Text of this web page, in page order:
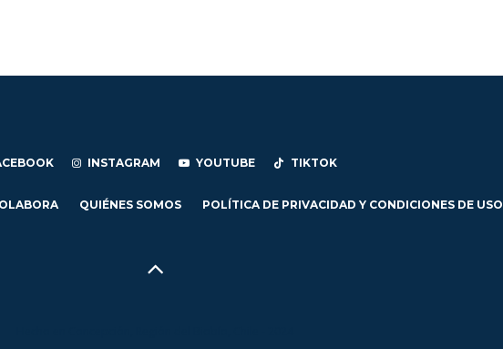
INSTAGRAM YOUTUBE TIKTOK
QUIÉNES SOMOS POLÍTICA DE PRIVACIDAD Y CONDICIONES DE USO